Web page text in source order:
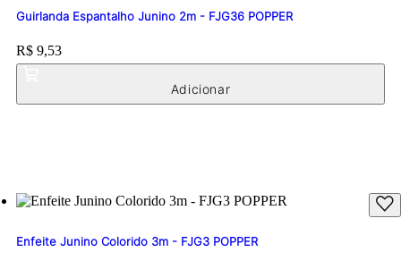
Guirlanda Espantalho Junino 2m - FJG36 POPPER
Price:
R$ 9,53
Enfeite Junino Colorido 3m - FJG3 POPPER